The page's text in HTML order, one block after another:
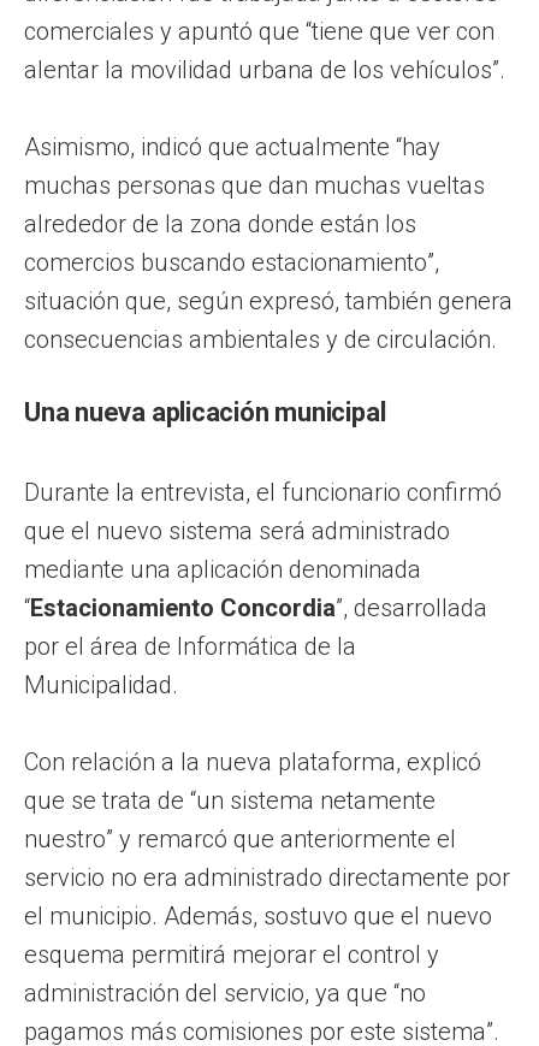
comerciales y apuntó que “tiene que ver con
alentar la movilidad urbana de los vehículos”.
Asimismo, indicó que actualmente “hay
muchas personas que dan muchas vueltas
alrededor de la zona donde están los
comercios buscando estacionamiento”,
situación que, según expresó, también genera
consecuencias ambientales y de circulación.
Una nueva aplicación municipal
Durante la entrevista, el funcionario confirmó
que el nuevo sistema será administrado
mediante una aplicación denominada
“Estacionamiento Concordia”, desarrollada
por el área de Informática de la
Municipalidad.
Con relación a la nueva plataforma, explicó
que se trata de “un sistema netamente
nuestro” y remarcó que anteriormente el
servicio no era administrado directamente por
el municipio. Además, sostuvo que el nuevo
esquema permitirá mejorar el control y
administración del servicio, ya que “no
pagamos más comisiones por este sistema”.